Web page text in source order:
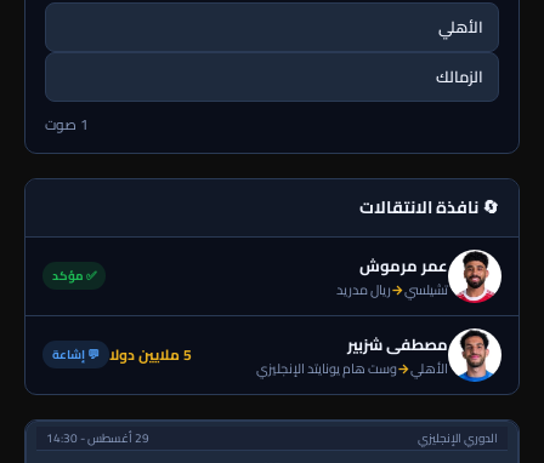
الأهلي
الزمالك
1 صوت
🔄 نافذة الانتقالات
عمر مرموش
تشيلسي→ريال مدريد
✅ مؤكد
مصطفى شزبير
الأهلي→وست هام يونايتد الإنجليزي 5 ملايين دولا 💬 إشاعة
الدوري الإنجليزي 29 أغسطس - 14:30